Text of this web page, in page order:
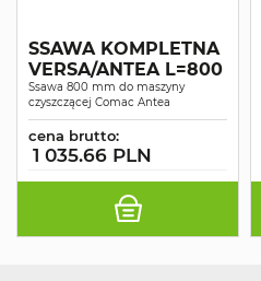
SSAWA KOMPLETNA
VERSA/ANTEA L=800
Ssawa 800 mm do maszyny
czyszczącej Comac Antea
cena brutto:
1 035.66 PLN